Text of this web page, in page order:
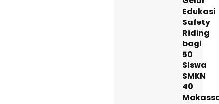
Edukasi
Safety
Riding
bagi
50
Siswa
SMKN
40